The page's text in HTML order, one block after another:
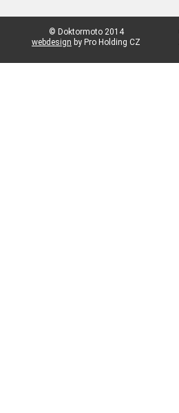
© Doktormoto 2014
webdesign by Pro Holding CZ